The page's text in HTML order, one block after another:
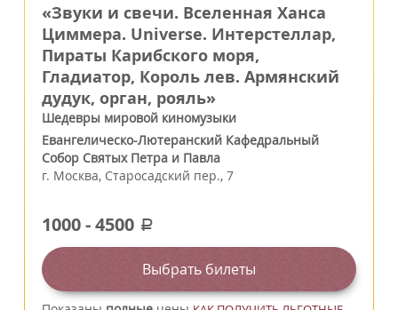
«Звуки и свечи. Вселенная Ханса
Циммера. Universe. Интерстеллар,
Пираты Карибского моря,
Гладиатор, Король лев. Армянский
дудук, орган, рояль»
Шедевры мировой киномузыки
Евангелическо-Лютеранский Кафедральный
Собор Святых Петра и Павла
г. Москва, Старосадский пер., 7
1000-4500 a
Выбрать билеты